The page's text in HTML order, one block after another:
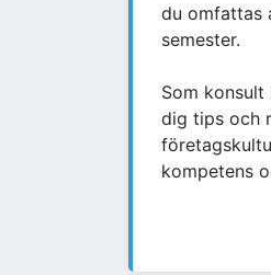
du omfattas
semester.
Som
dig tips och
kompetens